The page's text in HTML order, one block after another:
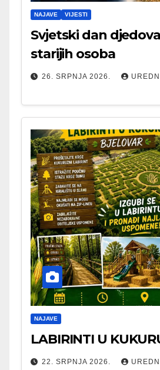
NAJAVE VIJESTI
Svjetski dan
starijih osoba
26. SRPNJA 2026.
NAJAVE
LABIRINTI U
22. SRPNJA 2026.